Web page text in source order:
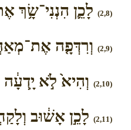
(2,8) לָכֵ֛ן הִנְנִי־שָׂ֥ךְ
(2,9) וְרִדְּפָ֤ה
(2,10) וְהִיא֙ לֹ֣א יָֽדְעָ֔ה
(2,11) לָכֵ֣ן אָשׁ֔וּב